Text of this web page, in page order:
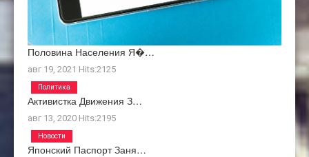
Половина Населения Я�…
авг 19, 2021 Hits:2125
Активистка Движения З…
авг 13, 2020 Hits:2195
Политика
Японский Паспорт Заня…
Новости